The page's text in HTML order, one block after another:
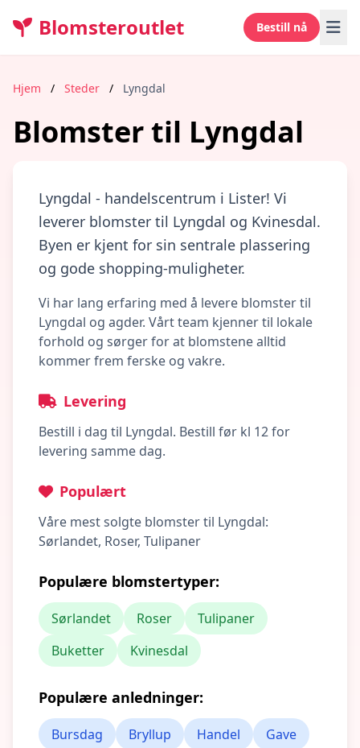
Blomsteroutlet Bestill nå
Hjem / Steder / Lyngdal
Blomster til Lyngdal
Lyngdal - handelscentrum i Lister! Vi
leverer blomster til Lyngdal og Kvinesdal.
Byen er kjent for sin sentrale plassering
og gode shopping-muligheter.
Vi har lang erfaring med å levere blomster til
Lyngdal og agder. Vårt team kjenner til lokale
forhold og sørger for at blomstene alltid
kommer frem ferske og vakre.
Levering
Bestill i dag til Lyngdal. Bestill før kl 12 for
levering samme dag.
Populært
Våre mest solgte blomster til Lyngdal:
Sørlandet, Roser, Tulipaner
Populære blomstertyper:
Sørlandet Roser
Tulipaner
Buketter
Kvinesdal
Populære anledninger:
Bursdag Bryllup Handel Gave